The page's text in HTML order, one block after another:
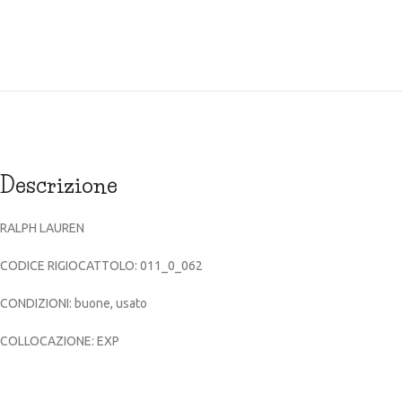
Descrizione
RALPH LAUREN
CODICE RIGIOCATTOLO: 011_0_062
CONDIZIONI: buone, usato
COLLOCAZIONE: EXP